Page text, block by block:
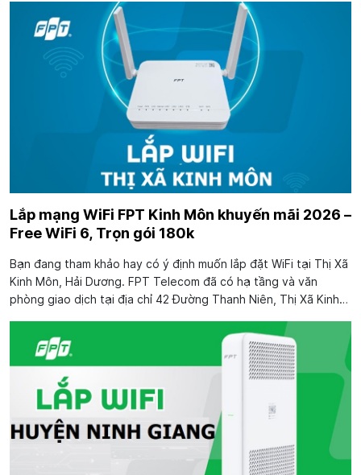
Lắp mạng WiFi FPT Kinh Môn khuyến mãi 2026 –
Free WiFi 6, Trọn gói 180k
Bạn đang tham khảo hay có ý định muốn lắp đặt WiFi tại Thị Xã
Kinh Môn, Hải Dương. FPT Telecom đã có hạ tầng và văn
phòng giao dịch tại địa chỉ 42 Đường Thanh Niên, Thị Xã Kinh
phù hợp tốc...